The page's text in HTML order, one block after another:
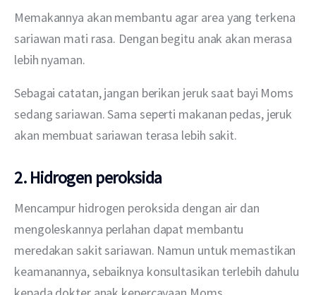
Memakannya akan membantu agar area yang terkena
sariawan mati rasa. Dengan begitu anak akan merasa
lebih nyaman.
Sebagai catatan, jangan berikan jeruk saat bayi Moms
sedang sariawan. Sama seperti makanan pedas, jeruk
akan membuat sariawan terasa lebih sakit.
2. Hidrogen peroksida
Mencampur hidrogen peroksida dengan air dan
mengoleskannya perlahan dapat membantu
meredakan sakit sariawan. Namun untuk memastikan
keamanannya, sebaiknya konsultasikan terlebih dahulu